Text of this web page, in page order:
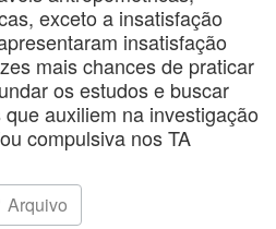
exceto a insatisfação
insatisfação
mais chances de praticar
os estudos e buscar
auxiliem na investigação
compulsiva nos TA
Arquivo